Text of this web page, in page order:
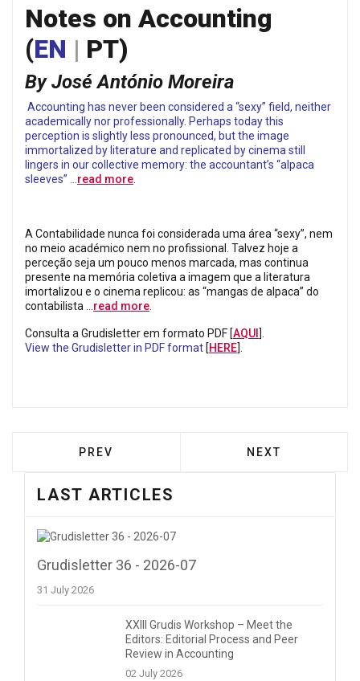
Notes on Accounting
(EN | PT)
By José António Moreira
Accounting has never been considered a “sexy” field, neither
academically nor professionally. Perhaps today this
perception is slightly less pronounced, but the image
immortalized by literature and replicated by cinema still
lingers in our collective memory: the accountant’s “alpaca
sleeves” …read more.
A Contabilidade nunca foi considerada uma área “sexy”, nem
no meio académico nem no profissional. Talvez hoje a
perceção seja um pouco menos marcada, mas continua
presente na memória coletiva a imagem que a literatura
imortalizou e o cinema replicou: as “mangas de alpaca” do
contabilista …read more.
Consulta a Grudisletter em formato PDF [AQUI ].
View the Grudisletter in PDF format [HERE].
PREVIOUS ARTICLE: GRUDISLETTER 35 -
PREV NEXT ARTICLE:
NEXT
LAST ARTICLES
Grudisletter 36 - 2026-07
31 July 2026
XXIII Grudis Workshop – Meet the
Editors: Editorial Process and Peer
Review in Accounting
02 July 2026